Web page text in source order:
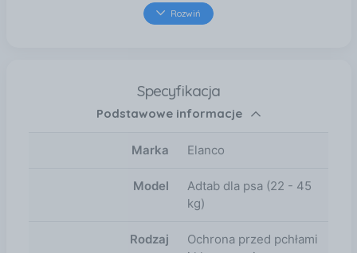
rozmiar, atrakcyjny smak i postać do rozgryzania i
żucia, tabletki przeciw pchłom i kleszczom AdTab™
pchłom i kleszczom AdTab™ dla psów są dostępne w
5 dawkach dostosowanych do wagi Twojego psa.
Advantix i inne produkty Elanco, tabletki AdTab™
poddane rygorystycznym testom. SZYBKIE EFEKTY:
Tabletka przeciw kleszczom i pchłom AdTab™ osiąga
oferując tym samym niemal natychmiastową ochronę
Rozwiń
Specyfikacja
Podstawowe informacje
Marka Elanco
Model
Adtab dla psa (22 - 45
kg)
Rodzaj
Ochrona przed pchłami